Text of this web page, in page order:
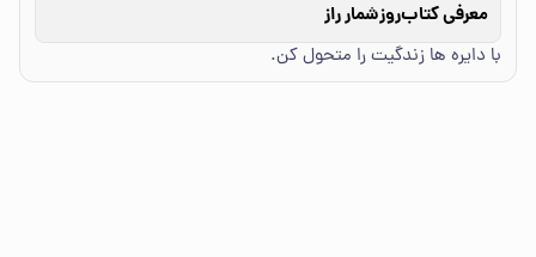
معرفی کتابروزشمار راز
با دایره ها زندگیت را متحول کن.